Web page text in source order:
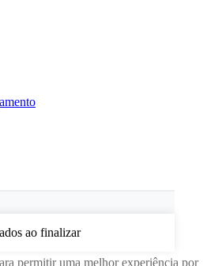
ao finalizar
permitir uma melhor experiência por